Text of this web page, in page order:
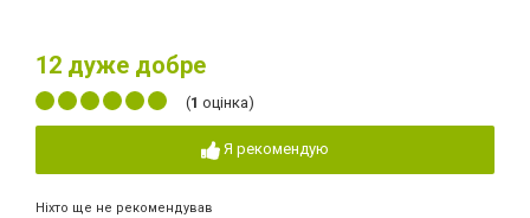
12 дуже добре
(1 оцінка)
Я рекомендую
Ніхто ще не рекомендував